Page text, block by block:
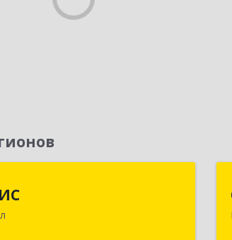
Алтайский край, Барнаул г,